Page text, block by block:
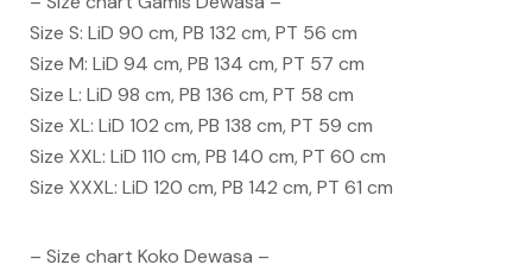
Size S: LiD 90 cm, PB 132 cm, PT 56 cm
Size M: LiD 94 cm, PB 134 cm, PT 57 cm
Size L: LiD 98 cm, PB 136 cm, PT 58 cm
Size XL: LiD 102 cm, PB 138 cm, PT 59 cm
Size XXL: LiD 110 cm, PB 140 cm, PT 60 cm
Size XXXL: LiD 120 cm, PB 142 cm, PT 61 cm
– Size chart Koko Dewasa –